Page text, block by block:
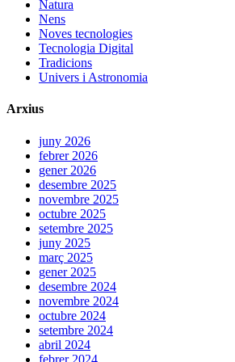
Natura
Nens
Noves tecnologies
Tecnologia Digital
Tradicions
Univers i Astronomia
Arxius
juny 2026
febrer 2026
gener 2026
desembre 2025
novembre 2025
octubre 2025
setembre 2025
juny 2025
març 2025
gener 2025
desembre 2024
novembre 2024
octubre 2024
setembre 2024
abril 2024
febrer 2024